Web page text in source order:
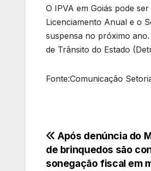
O IPVA em Goiás pode
Licenciamento Anual e o
suspensa no próximo
de Trânsito do Estado
Fonte:Comunicação
Navegação
de
Após denúncia do
de brinquedos são
sonegação fiscal em